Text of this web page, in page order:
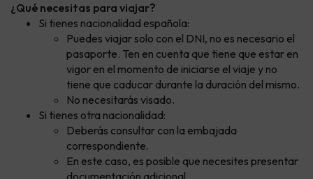
¿Qué necesitas para viajar?
Si tienes nacionalidad española:
Puedes viajar solo con el DNI, no es necesario el
pasaporte. Ten en cuenta que tiene que estar en
vigor en el momento de iniciarse el viaje y no
tiene que caducar durante la duración del mismo.
No necesitarás visado.
Si tienes otra nacionalidad:
Deberás consultar con la embajada
correspondiente.
En este caso, es posible que necesites presentar